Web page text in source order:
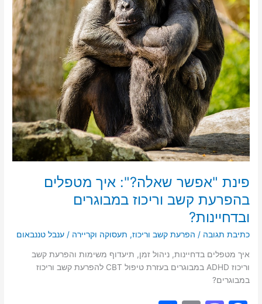
פינת "אפשר שאלה?": איך מטפלים
בהפרעת קשב וריכוז במבוגרים
ובדחיינות?
כתיבת תגובה / הפרעת קשב וריכוז, תעסוקה וקריירה /ענבל טננבאום
איך מטפלים בדחיינות, ניהול זמן, תיעדוף משימות והפרעת קשב
וריכוז ADHD במבוגרים בעזרת טיפול CBT להפרעת קשב וריכוז
במבוגרים?
קשב
וריכוז
במבוגרים
ובדחיינות?